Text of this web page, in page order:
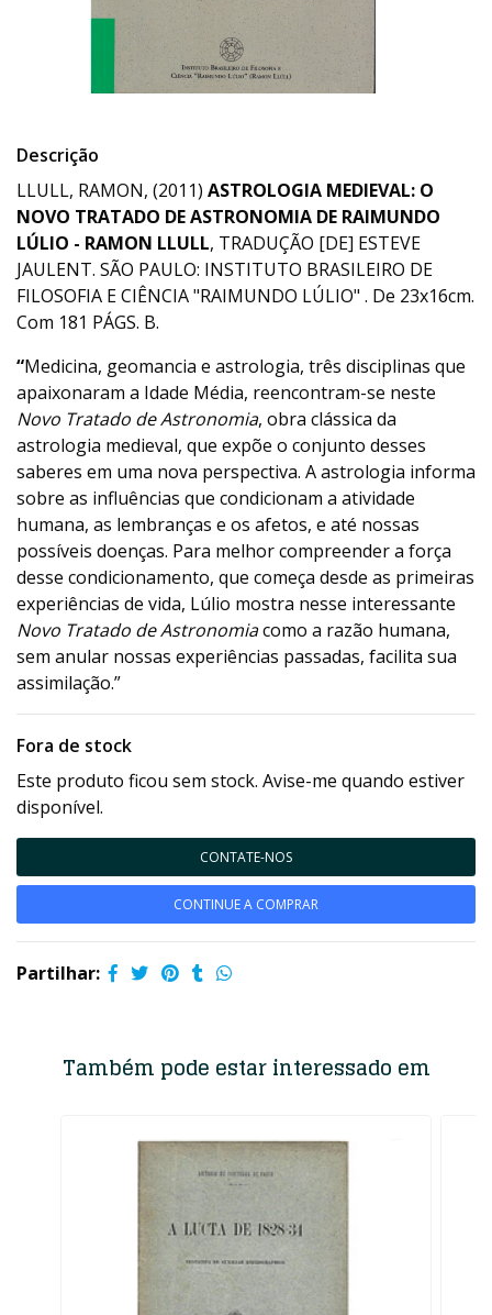
Descrição
LLULL, RAMON, (2011) ASTROLOGIA MEDIEVAL: O
NOVO TRATADO DE ASTRONOMIA DE RAIMUNDO
LÚLIO - RAMON LLULL, TRADUÇÃO [DE] ESTEVE
JAULENT. SÃO PAULO: INSTITUTO BRASILEIRO DE
FILOSOFIA E CIÊNCIA "RAIMUNDO LÚLIO" . De 23x16cm.
Com 181 PÁGS. B.
“Medicina, geomancia e astrologia, três disciplinas que
apaixonaram a Idade Média, reencontram-se neste
Novo Tratado de Astronomia, obra clássica da
astrologia medieval, que expõe o conjunto desses
saberes em uma nova perspectiva. A astrologia informa
sobre as influências que condicionam a atividade
humana, as lembranças e os afetos, e até nossas
possíveis doenças. Para melhor compreender a força
desse condicionamento, que começa desde as primeiras
experiências de vida, Lúlio mostra nesse interessante
Novo Tratado de Astronomiacomo a razão humana,
sem anular nossas experiências passadas, facilita sua
assimilação.”
Fora de stock
Este produto ficou sem stock. Avise-me quando estiver
disponível.
CONTATE-NOS
CONTINUE A COMPRAR
Partilhar:
Também pode estar interessado em